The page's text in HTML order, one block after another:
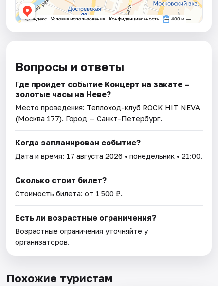
Вопросы и ответы
Где пройдет событие Концерт на закате –
золотые часы на Неве?
Место проведения: Теплоход-клуб ROCK HIT NEVA
(Москва 177). Город — Санкт-Петербург.
Когда запланирован событие?
Дата и время: 17 августа 2026 • понедельник • 21:00.
Сколько стоит билет?
Стоимость билета: от 1 500 ₽.
Есть ли возрастные ограничения?
Возрастные ограничения уточняйте у
организаторов.
Похожие туристам